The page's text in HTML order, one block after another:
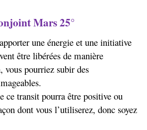
Mars 25°
une énergie et une initiative
être libérées de manière
vous pourriez subir des
ce transit pourra être positive ou
dont vous l’utiliserez, donc soyez